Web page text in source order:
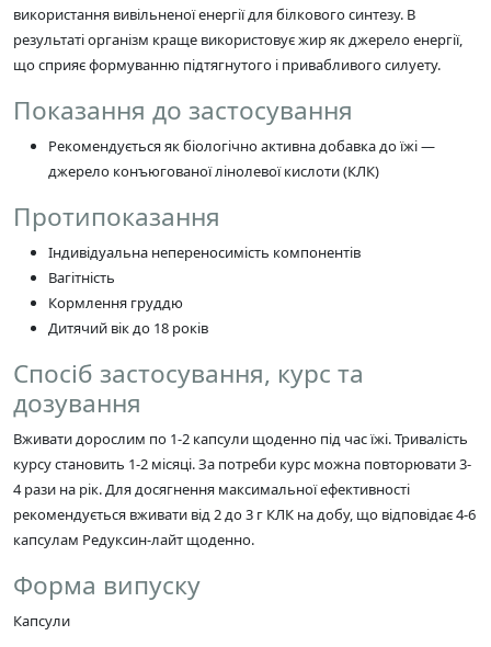
використання вивільненої енергії для білкового синтезу. В
результаті організм краще використовує жир як джерело енергії,
що сприяє формуванню підтягнутого і привабливого силуету.
Показання до застосування
Рекомендується як біологічно активна добавка до їжі —
джерело конъюгованої лінолевої кислоти (КЛК)
Протипоказання
Індивідуальна непереносимість компонентів
Вагітність
Кормлення груддю
Дитячий вік до 18 років
Спосіб застосування, курс та
дозування
Вживати дорослим по 1-2 капсули щоденно під час їжі. Тривалість
курсу становить 1-2 місяці. За потреби курс можна повторювати 3-
4 рази на рік. Для досягнення максимальної ефективності
рекомендується вживати від 2 до 3 г КЛК на добу, що відповідає 4-6
капсулам Редуксин-лайт щоденно.
Форма випуску
Капсули